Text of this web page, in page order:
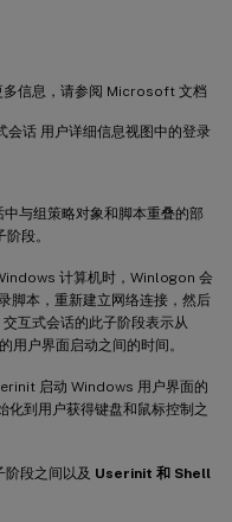
多信息，请参阅 Microsoft 文档
用户详细信息视图中的登录
中与组策略对象和脚本重叠的部
段。
计算机时，Winlogon 会
本，重新建立网络连接，然后
互式会话的此子阶段表示从
户界面启动之间的时间。
启动 Windows 用户界面的
到用户获得键盘和鼠标控制之
阶段之间以及 Userinit 和 Shell